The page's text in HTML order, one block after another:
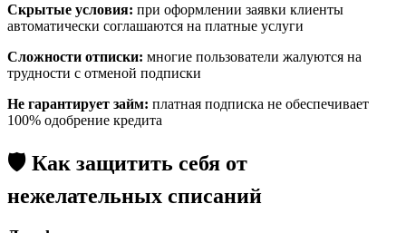
Скрытые условия: при оформлении заявки клиенты
автоматически соглашаются на платные услуги
Сложности отписки: многие пользователи жалуются на
трудности с отменой подписки
Не гарантирует займ: платная подписка не обеспечивает
100% одобрение кредита
🛡️ Как защитить себя от
нежелательных списаний